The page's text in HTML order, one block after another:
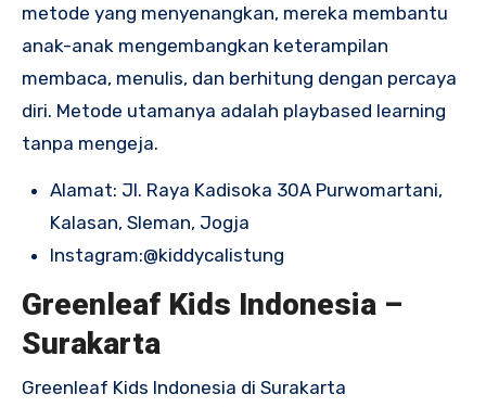
metode yang menyenangkan, mereka membantu
anak-anak mengembangkan keterampilan
membaca, menulis, dan berhitung dengan percaya
diri. Metode utamanya adalah playbased learning
tanpa mengeja.
Alamat: Jl. Raya Kadisoka 30A Purwomartani,
Kalasan, Sleman, Jogja
Instagram:@kiddycalistung
Greenleaf Kids Indonesia –
Surakarta
Greenleaf Kids Indonesia di Surakarta